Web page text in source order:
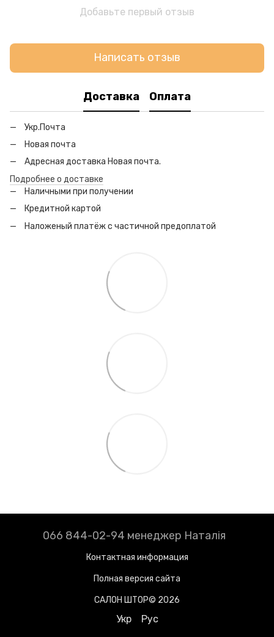
Добавьте первый отзыв
Написать отзыв
Доставка Оплата
Укр.Почта
Новая почта
Адресная доставка Новая почта.
Подробнее о доставке
Наличными при получении
Кредитной картой
Наложеный платёж с частичной предоплатой
066 844-02-94 менеджер Наталія
Контактная информация
Полная версия сайта
САЛОН ШТОР© 2026
Укр Рус